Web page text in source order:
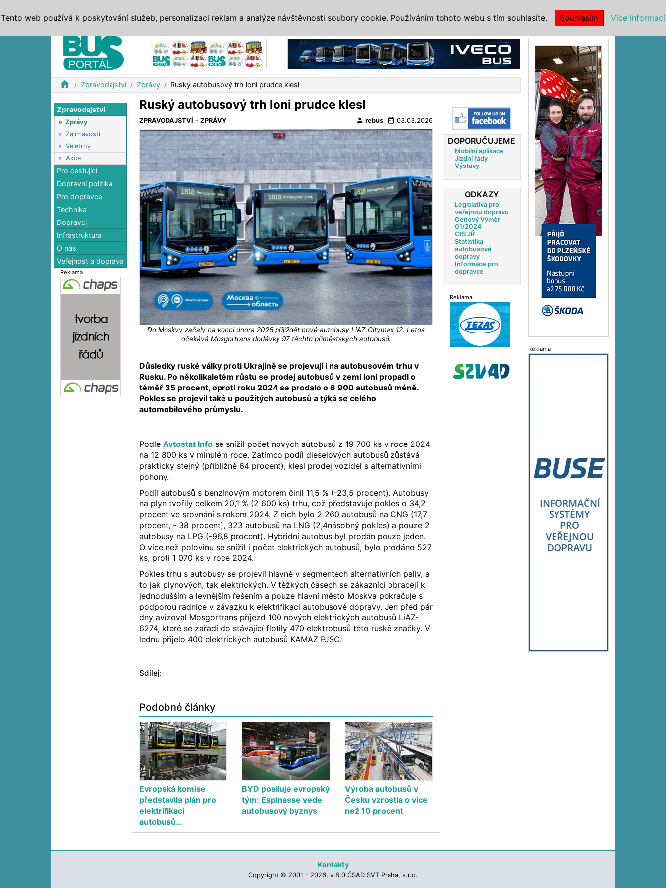
home Zpravodajství Zprávy Ruský autobusový trh loni prudce klesl
Zpravodajství
» Zprávy
» Zajímavosti
» Veletrhy
» Akce
Pro cestující
Dopravní politika
Pro dopravce
Technika
Dopravci
Infrastruktura
O nás
Veřejnost a doprava
Reklama
Ruský autobusový trh loni prudce klesl
ZPRAVODAJSTVÍ -ZPRÁVY person rebus date_range 03.03.2026
Do Moskvy začaly na konci února 2026 přijíždět nové autobusy LiAZ Citymax 12. Letos
očekává Mosgortrans dodávky 97 těchto příměstských autobusů.
Důsledky ruské války proti Ukrajině se projevují i na autobusovém trhu v
Rusku. Po několikaletém růstu se prodej autobusů v zemi loni propadl o
téměř 35 procent, oproti roku 2024 se prodalo o 6 900 autobusů méně.
Pokles se projevil také u použitých autobusů a týká se celého
automobilového průmyslu.
PodleAvtostat Info se snížil počet nových autobusů z 19 700 ks v roce 2024
na 12 800 ks v minulém roce. Zatímco podíl dieselových autobusů zůstává
prakticky stejný (přibližně 64 procent), klesl prodej vozidel s alternativními
pohony.
Podíl autobusů s benzínovým motorem činil 11,5 % (-23,5 procent). Autobusy
na plyn tvořily celkem 20,1 % (2 600 ks) trhu, což představuje pokles o 34,2
procent ve srovnání s rokem 2024. Z nich bylo 2 260 autobusů na CNG (17,7
procent, - 38 procent), 323 autobusů na LNG (2,4násobný pokles) a pouze 2
autobusy na LPG (-96,8 procent). Hybridní autobus byl prodán pouze jeden.
O více než polovinu se snížil i počet elektrických autobusů, bylo prodáno 527
ks, proti 1 070 ks v roce 2024.
Pokles trhu s autobusy se projevil hlavně v segmentech alternativních paliv, a
to jak plynových, tak elektrických. V těžkých časech se zákazníci obracejí k
jednodušším a levnějším řešením a pouze hlavní město Moskva pokračuje s
podporou radnice v závazku k elektrifikaci autobusové dopravy. Jen před pár
dny avizoval Mosgortrans příjezd 100 nových elektrických autobusů LiAZ-
6274, které se zařadí do stávající flotily 470 elektrobusů této ruské značky. V
lednu přijelo 400 elektrických autobusů KAMAZ PJSC.
Sdílej:
Podobné články
Evropská komise
představila plán pro
elektrifikaci
autobusů…
BYD posiluje evropský
tým: Espinasse vede
autobusový byznys
Výroba autobusů v
Česku vzrostla o více
než 10 procent
DOPORUČUJEME
Mobilní aplikace
Jízdní řády
Výstavy
ODKAZY
Legislativa pro
veřejnou dopravu
Cenový Výměr
01/2024
CIS JŘ
Statistika
autobusové
dopravy
Informace pro
dopravce
Reklama
Reklama
Kontakty
Copyright © 2001 - 2026, v.8.0 ČSAD SVT Praha, s.r.o.
Tento web používá k poskytování služeb, personalizaci reklam a analýze návštěvnosti soubory cookie. Používáním tohoto webu s tím souhlasíte. Souhlasím Více informací